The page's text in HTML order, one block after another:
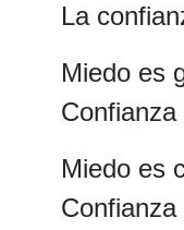
La
Miedo es
Miedo es